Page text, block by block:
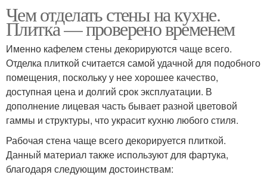
Чем отделать стены на кухне.
Плитка — проверено временем
Именно кафелем стены декорируются чаще всего.
Отделка плиткой считается самой удачной для подобного
помещения, поскольку у нее хорошее качество,
доступная цена и долгий срок эксплуатации. В
дополнение лицевая часть бывает разной цветовой
гаммы и структуры, что украсит кухню любого стиля.
Рабочая стена чаще всего декорируется плиткой.
Данный материал также используют для фартука,
благодаря следующим достоинствам: